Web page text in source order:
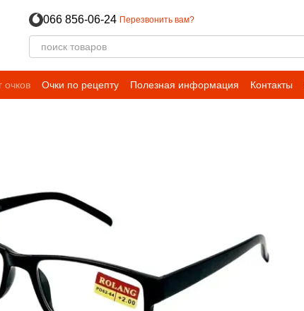
066 856-06-24 Перезвонить вам?
очков Очки по рецепту Полезная информация Контакты